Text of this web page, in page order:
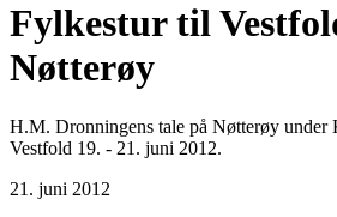
Fylkestur til
Nøtterøy
H.M. Dronningens tale på Nøtterøy under
Vestfold 19. - 21. juni 2012.
21. juni 2012